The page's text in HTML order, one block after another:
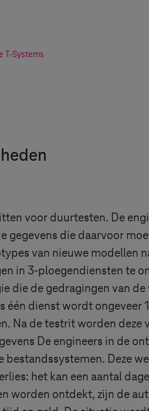
T-Systems
voor duurtesten. De
die daarvoor
van nieuwe modellen
in 3-ploegendiensten te
die de gedragingen van
dienst wordt ongeveer
Na de testrit worden deze
De engineers in de
Deze
het kan een aantal
worden ontdekt, zijn de